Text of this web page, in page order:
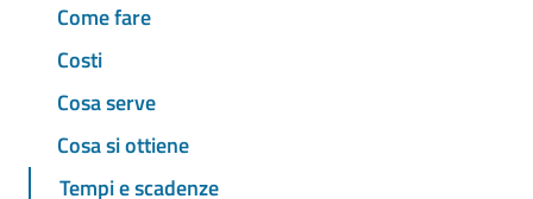
Come fare
Costi
Cosa serve
Cosa si ottiene
Tempi e scadenze